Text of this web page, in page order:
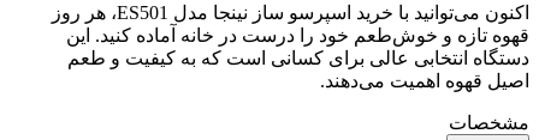
اکنون می‌توانید با خرید اسپرسو ساز نینجا مدل ES501، هر روز
قهوه تازه و خوش‌طعم خود را درست در خانه آماده کنید. این
دستگاه انتخابی عالی برای کسانی است که به کیفیت و طعم
اصیل قهوه اهمیت می‌دهند.
مشخصات